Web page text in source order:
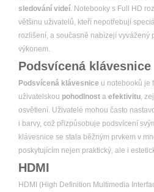
sledování videí. Notebooky s Full HD
většinu uživatelů, kteří nepotřebují
rozlišení, a současně nabízejí vyvážený
výkonem.
Podsvícená klávesnice
Podsvícená klávesnice u notebooků je
uživatelskou pohodlnost a efektivitu,
osvětlení. Uživatelé mohou často
i barvy, což přizpůsobuje podsvícení
klávesnice se stala běžným prvkem v
poskytujícím nejen praktický, ale i
HDMI
HDMI (High Definition Multimedia